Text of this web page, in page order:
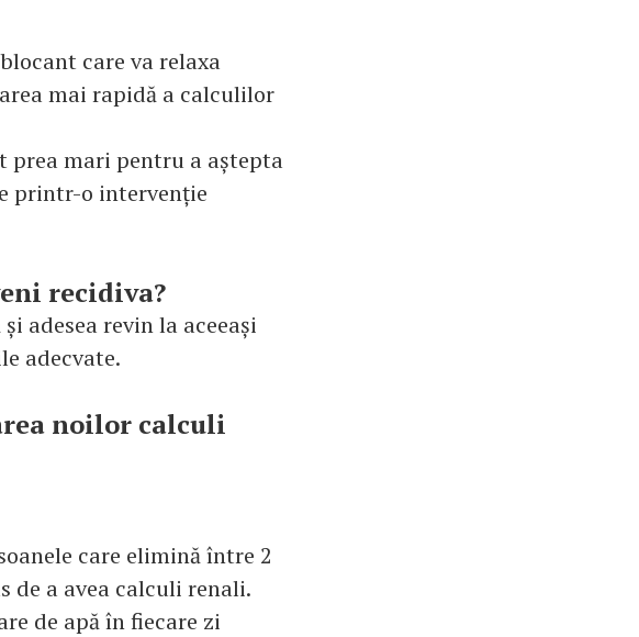
care va relaxa
mai rapidă a calculilor
prea mari pentru a aștepta
printr-o intervenție
recidiva?
adesea revin la aceeași
adecvate.
noilor calculi
care elimină între 2
de a avea calculi renali.
de apă în fiecare zi